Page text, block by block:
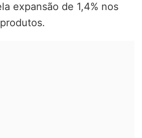
expansão de 1,4% nos